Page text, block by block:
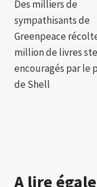
de
l’article
Des milliers de
sympathisants de
Greenpeace
million de livres
encouragés par le
de Shell
A lire